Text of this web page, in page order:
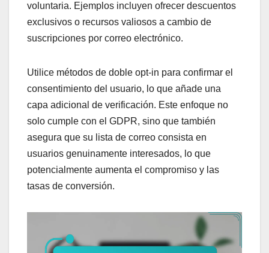
voluntaria. Ejemplos incluyen ofrecer descuentos
exclusivos o recursos valiosos a cambio de
suscripciones por correo electrónico.
Utilice métodos de doble opt-in para confirmar el
consentimiento del usuario, lo que añade una
capa adicional de verificación. Este enfoque no
solo cumple con el GDPR, sino que también
asegura que su lista de correo consista en
usuarios genuinamente interesados, lo que
potencialmente aumenta el compromiso y las
tasas de conversión.